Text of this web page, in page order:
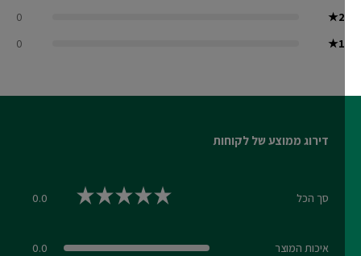
דירוג ממוצע של לקוחות
סך הכל
איכות המוצר